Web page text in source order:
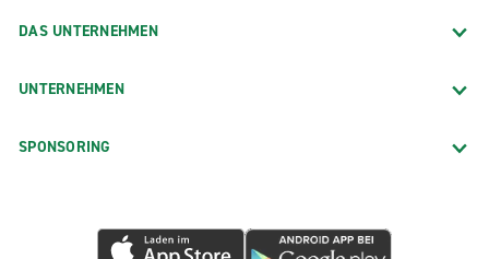
DAS UNTERNEHMEN
UNTERNEHMEN
SPONSORING